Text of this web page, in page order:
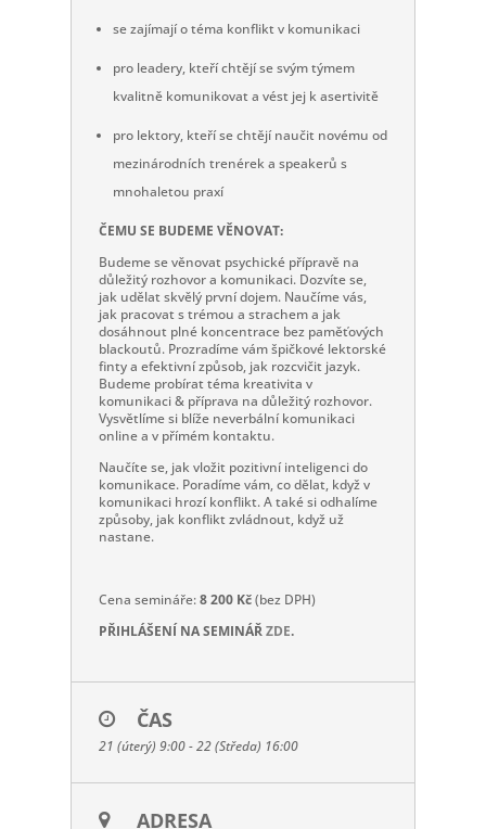
se zajímají o téma konflikt v komunikaci
pro leadery, kteří chtějí se svým týmem
kvalitně komunikovat a vést jej k asertivitě
pro lektory, kteří se chtějí naučit novému od
mezinárodních trenérek a speakerů s
mnohaletou praxí
ČEMU SE BUDEME VĚNOVAT:
Budeme se věnovat psychické přípravě na
důležitý rozhovor a komunikaci. Dozvíte se,
jak udělat skvělý první dojem. Naučíme vás,
jak pracovat s trémou a strachem a jak
dosáhnout plné koncentrace bez paměťových
blackoutů. Prozradíme vám špičkové lektorské
finty a efektivní způsob, jak rozcvičit jazyk.
Budeme probírat téma kreativita v
komunikaci & příprava na důležitý rozhovor.
Vysvětlíme si blíže neverbální komunikaci
online a v přímém kontaktu.
Naučíte se, jak vložit pozitivní inteligenci do
komunikace. Poradíme vám, co dělat, když v
komunikaci hrozí konflikt. A také si odhalíme
způsoby, jak konflikt zvládnout, když už
nastane.
Cena semináře:8 200 Kč(bez DPH)
PŘIHLÁŠENÍ NA SEMINÁŘZDE.
ČAS
21 (úterý) 9:00 - 22 (Středa) 16:00
ADRESA